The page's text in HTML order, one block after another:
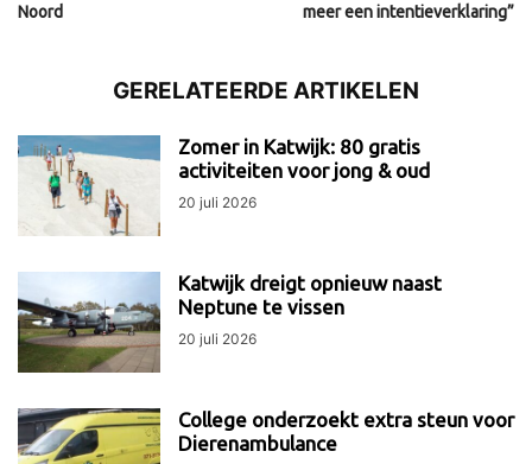
Noord
meer een intentieverklaring”
GERELATEERDE ARTIKELEN
Zomer in Katwijk: 80 gratis
activiteiten voor jong & oud
20 juli 2026
Katwijk dreigt opnieuw naast
Neptune te vissen
20 juli 2026
College onderzoekt extra steun voor
Dierenambulance